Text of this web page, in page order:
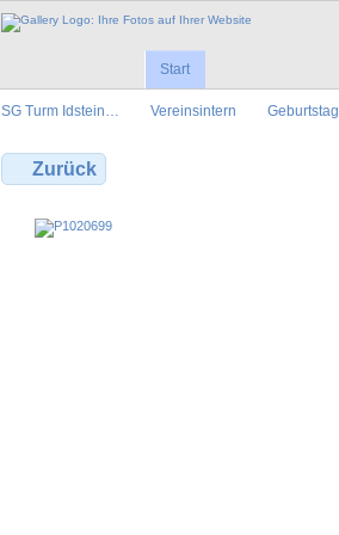
Start
SG Turm Idstein… Vereinsintern Geburtstag
Zurück